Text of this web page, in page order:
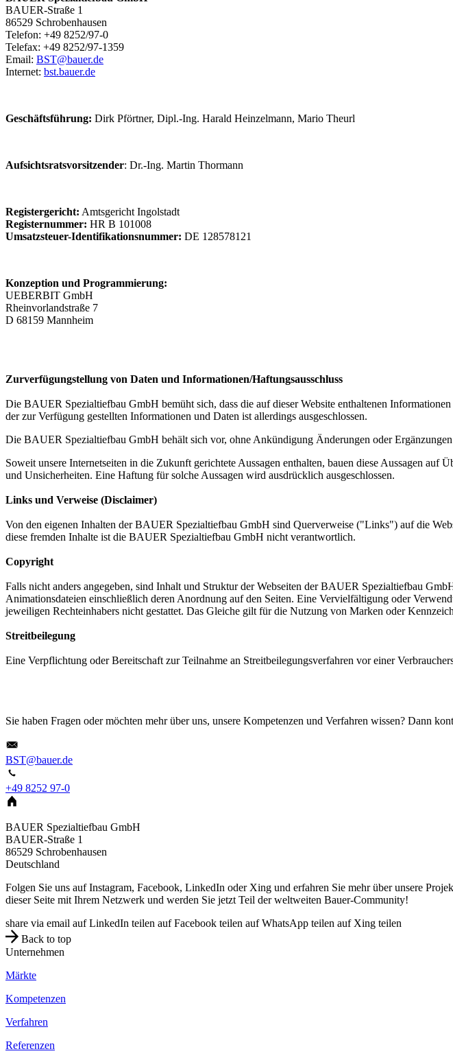
BAUER-Straße 1
86529 Schrobenhausen
Telefon: +49 8252/97-0
Telefax: +49 8252/97-1359
Email: BST@bauer.de
Internet: bst.bauer.de
Geschäftsführung: Dirk Pförtner, Dipl.-Ing. Harald Heinzelmann, Mario Theurl
Aufsichtsratsvorsitzender: Dr.-Ing. Martin Thormann
Registergericht: Amtsgericht Ingolstadt
Registernummer: HR B 101008
Umsatzsteuer-Identifikationsnummer: DE 128578121
Konzeption und Programmierung:
UEBERBIT GmbH
Rheinvorlandstraße 7
D 68159 Mannheim
Zurverfügungstellung von Daten und Informationen/Haftungsausschluss
Die BAUER Spezialtiefbau GmbH bemüht sich, dass die auf dieser Website enthaltenen
der zur Verfügung gestellten Informationen und Daten ist allerdings ausgeschlossen.
Die BAUER Spezialtiefbau GmbH behält sich vor, ohne Ankündigung Änderungen oder
Soweit unsere Internetseiten in die Zukunft gerichtete Aussagen enthalten, bauen diese Aussagen
und Unsicherheiten. Eine Haftung für solche Aussagen wird ausdrücklich ausgeschlossen.
Links und Verweise (Disclaimer)
Von den eigenen Inhalten der BAUER Spezialtiefbau GmbH sind Querverweise ("Links") auf die
diese fremden Inhalte ist die BAUER Spezialtiefbau GmbH nicht verantwortlich.
Copyright
Falls nicht anders angegeben, sind Inhalt und Struktur der Webseiten der BAUER Spezialtiefbau
Animationsdateien einschließlich deren Anordnung auf den Seiten. Eine Vervielfältigung oder
jeweiligen Rechteinhabers nicht gestattet. Das Gleiche gilt für die Nutzung von Marken oder
Streitbeilegung
Eine Verpflichtung oder Bereitschaft zur Teilnahme an Streitbeilegungsverfahren vor einer
Sie haben Fragen oder möchten mehr über uns, unsere Kompetenzen und Verfahren wissen? Dann
BST@bauer.de
+49 8252 97-0
BAUER Spezialtiefbau GmbH
BAUER-Straße 1
86529 Schrobenhausen
Deutschland
Folgen Sie uns auf Instagram, Facebook, LinkedIn oder Xing und erfahren Sie mehr über unsere
dieser Seite mit Ihrem Netzwerk und werden Sie jetzt Teil der weltweiten Bauer-Community!
share via email auf LinkedIn teilen auf Facebook teilen auf WhatsApp teilen auf Xing teilen
Back to top
Unternehmen
Märkte
Kompetenzen
Verfahren
Referenzen